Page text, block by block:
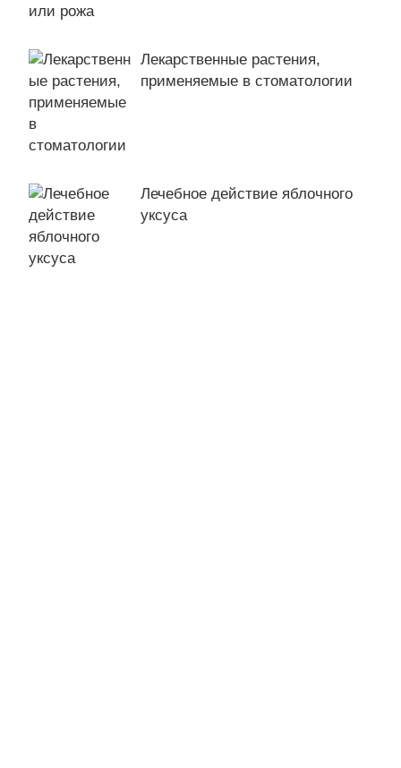
Лекарственные растения,
применяемые в стоматологии
Лечебное действие яблочного
уксуса